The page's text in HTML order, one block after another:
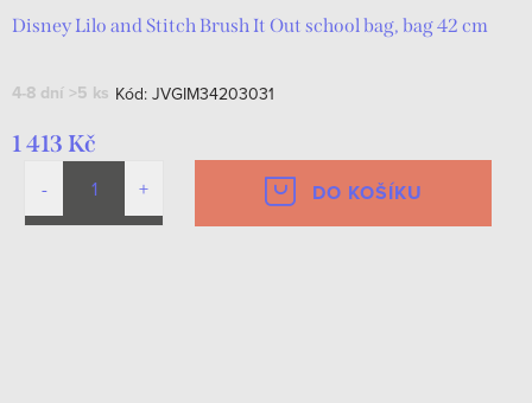
Disney Lilo and Stitch Brush It Out school bag, bag 42 cm
4-8 dní >5 ks Kód: JVGIM34203031
1 413 Kč
DO KOŠÍKU